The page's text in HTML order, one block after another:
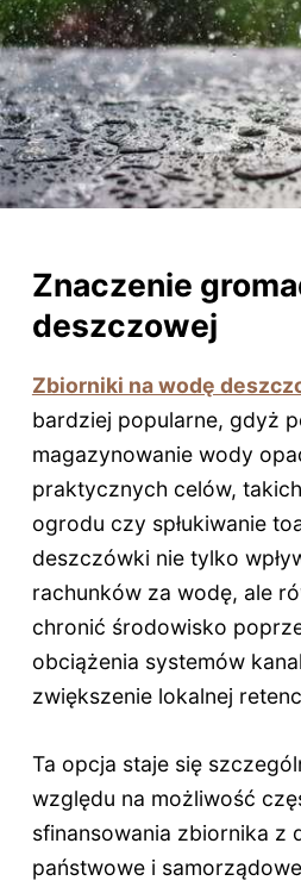
Znaczenie
deszczowej
Zbiorniki na wodę
bardziej popularne, gdyż
magazynowanie wody
praktycznych celów,
ogrodu czy spłukiwanie
deszczówki nie tylko
rachunków za wodę, ale
chronić środowisko
obciążenia systemów
zwiększenie lokalnej
Ta opcja staje się
względu na możliwość
sfinansowania zbiornika z
państwowe i